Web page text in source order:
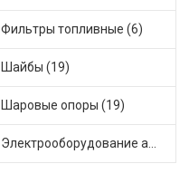
Фильтры топливные (6)
Шайбы (19)
Шаровые опоры (19)
Электрооборудование автомобилей (25)